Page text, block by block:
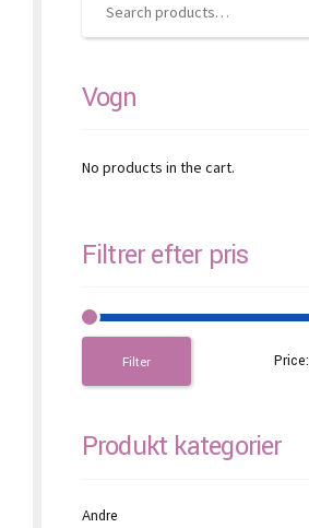
product
Vogn
No products in the cart.
Filtrer efter pris
Filter Price:
Produkt kategorier
Andre